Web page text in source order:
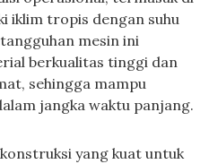
iklim tropis dengan suhu
mesin ini
berkualitas tinggi dan
sehingga mampu
jangka waktu panjang.
yang kuat untuk